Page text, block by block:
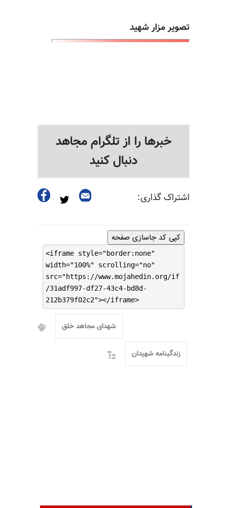
تصویر مزار شهید
خبرها را از تلگرام مجاهد
دنبال کنید
اشتراک گذاری:
کپی کد جاسازی صفحه
<iframe style="border:none"
width="100%" scrolling="no"
src="https://www.mojahedin.org/if
/31adf997-df27-43c4-bd8d-
212b379f02c2"></iframe>
شهدای مجاهد خلق
زندگینامه شهیدان